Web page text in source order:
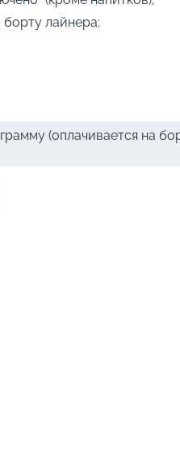
борту лайнера;
(оплачивается на